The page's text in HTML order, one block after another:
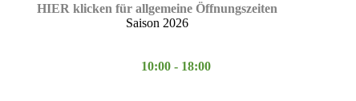
HIER klicken für allgemeine Öffnungszeiten
Saison 2026
10:00 - 18:00